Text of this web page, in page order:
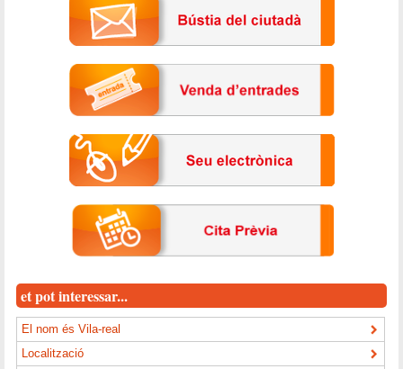
et pot interessar...
El nom és Vila-real
Localització